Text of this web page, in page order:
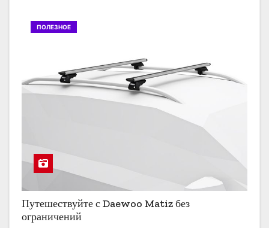
ПОЛЕЗНОЕ
Путешествуйте с Daewoo Matiz без
ограничений